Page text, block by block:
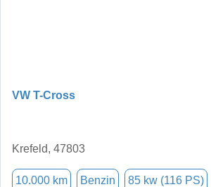
VW T-Cross
Krefeld, 47803
10.000 km Benzin 85 kw (116 PS)